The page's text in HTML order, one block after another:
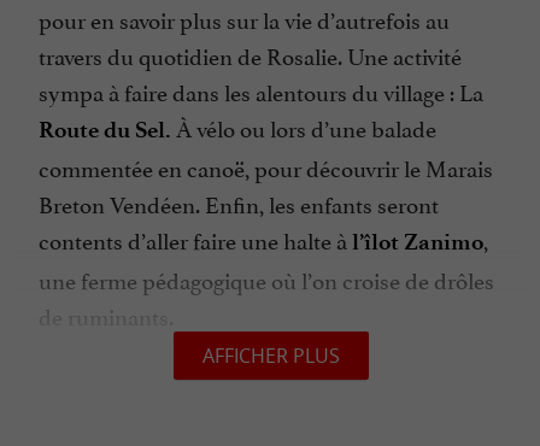
pour en savoir plus sur la vie d’autrefois au
travers du quotidien de Rosalie. Une activité
sympa à faire dans les alentours du village : La
Route du Sel. À vélo ou lors d’une balade
commentée en canoë, pour découvrir le Marais
Breton Vendéen. Enfin, les enfants seront
contents d’aller faire une halte à l’îlot Zanimo,
une ferme pédagogique où l’on croise de drôles
de ruminants.
AFFICHER PLUS